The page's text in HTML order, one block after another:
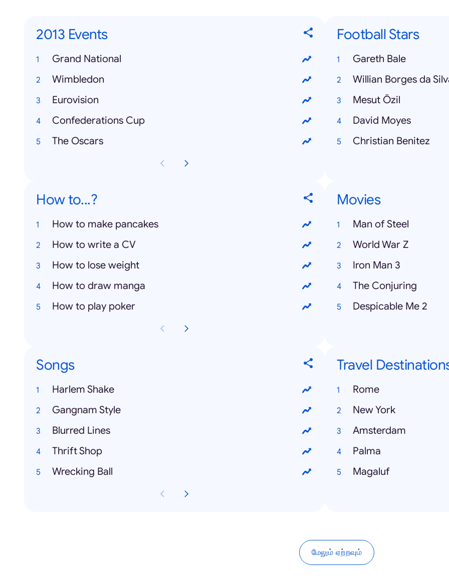
2013 Events
Grand National
Wimbledon
Eurovision
Confederations Cup
The Oscars
Football Stars
Gareth Bale
Willian Borges da
Mesut Özil
David Moyes
Christian Benitez
How to...?
How to make pancakes
How to write a CV
How to lose weight
How to draw manga
How to play poker
Movies
Man of Steel
World War Z
Iron Man 3
The Conjuring
Despicable Me 2
Songs
Harlem Shake
Gangnam Style
Blurred Lines
Thrift Shop
Wrecking Ball
Travel
Rome
New York
Amsterdam
Palma
Magaluf
மேலும் ஏற்றவும்